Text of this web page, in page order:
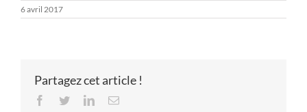
6 avril 2017
Partagez cet article !
Facebook
TwitterLinkedInEmail